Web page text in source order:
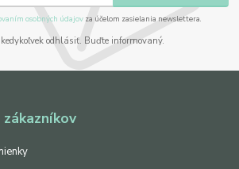
osobných údajov za účelom zasielania newslettera.
kedykoľvek odhlásiť. Buďte informovaný.